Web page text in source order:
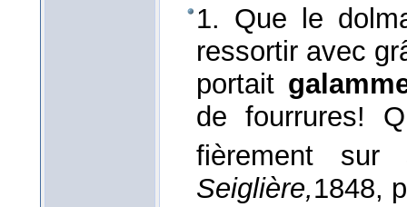
1. Que le
ressortir avec
portait
de fourrures!
fièrement
Seiglière,1848,